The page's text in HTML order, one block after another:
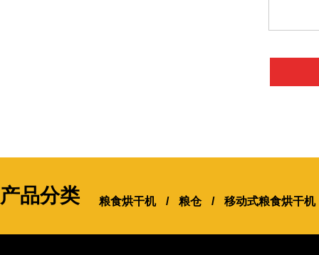
产品分类 粮食烘干机 / 粮仓 / 移动式粮食烘干机